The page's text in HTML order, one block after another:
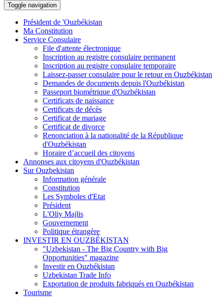
Toggle navigation
Président de 'Ouzbékistan
Ma Constitution
Service Consulaire
File d'attente électronique
Inscription au registre consulaire permanent
Inscription au registre consulaire temporaire
Laissez-passer consulaire pour le retour en Ouzbékistan
Demandes de documents depuis l'Ouzbékistan
Passeport biométrique d'Ouzbékistan
Certificats de naissance
Certificats de décès
Certificat de mariage
Certificat de divorce
Renonciation à la nationalité de la République
d'Ouzbékistan
Horaire d’accueil des citoyens
Annonses aux citoyens d'Ouzbékistan
Sur Ouzbekistan
Information générale
Constitution
Les Symboles d'Etat
Président
L'Oliy Majlis
Gouvernement
Politique étrangère
INVESTIR EN OUZBÉKISTAN
"Uzbekistan - The Big Country with Big
Opportunities" magazine
Investir en Ouzbékistan
Uzbekistan Trade Info
Exportation de produits fabriqués en Ouzbékistan
Tourisme